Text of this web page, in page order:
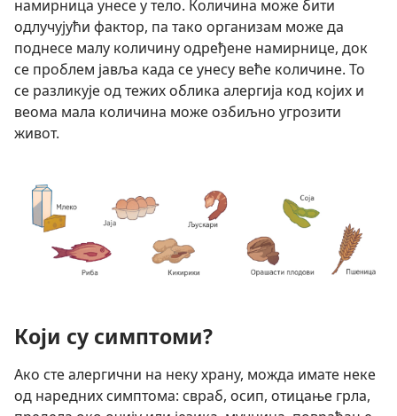
намирница унесе у тело. Количина може бити
одлучујући фактор, па тако организам може да
поднесе малу количину одређене намирнице, док
се проблем јавља када се унесу веће количине. То
се разликује од тежих облика алергија код којих и
веома мала количина може озбиљно угрозити
живот.
Који су симптоми?
Ако сте алергични на неку храну, можда имате неке
од наредних симптома: свраб, осип, отицање грла,